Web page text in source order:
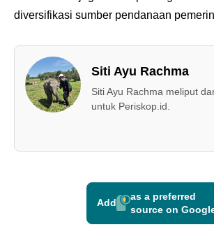
diversifikasi sumber pendanaan
Siti Ayu Rachma
Siti Ayu Rachma meliput
untuk Periskop.id.
Add
as a preferred
source on